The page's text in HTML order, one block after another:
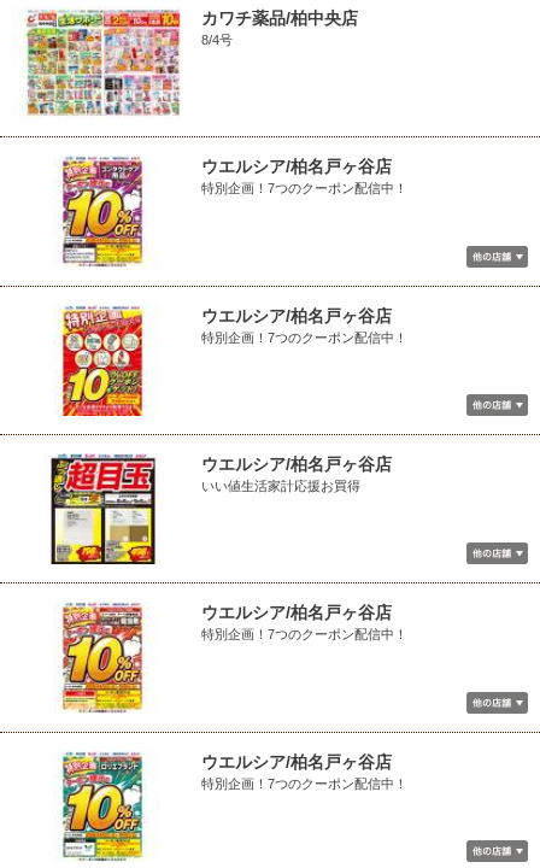
カワチ薬品/柏中央店
8/4号
ウエルシア/柏名戸ヶ谷店
特別企画！7つのクーポン配信中！
ウエルシア/柏名戸ヶ谷店
特別企画！7つのクーポン配信中！
ウエルシア/柏名戸ヶ谷店
いい値生活家計応援お買得
ウエルシア/柏名戸ヶ谷店
特別企画！7つのクーポン配信中！
ウエルシア/柏名戸ヶ谷店
特別企画！7つのクーポン配信中！